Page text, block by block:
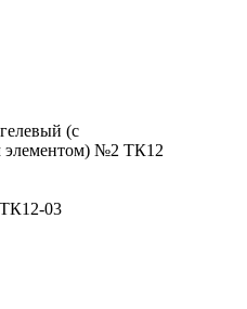
(с
элементом) №2 ТК12
03